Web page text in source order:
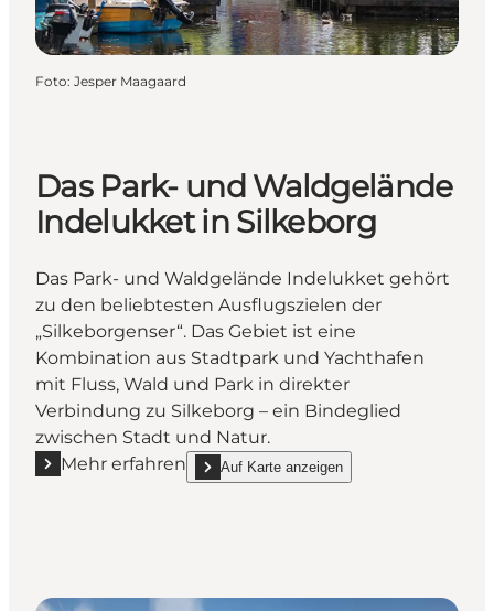
Foto: Jesper Maagaard
Das Park- und Waldgelände
Indelukket in Silkeborg
Das Park- und Waldgelände Indelukket gehört
zu den beliebtesten Ausflugszielen der
„Silkeborgenser“. Das Gebiet ist eine
Kombination aus Stadtpark und Yachthafen
mit Fluss, Wald und Park in direkter
Verbindung zu Silkeborg – ein Bindeglied
zwischen Stadt und Natur.
Mehr erfahren
Mehr erfahren "Das Park- und Waldgelände
Auf Karte anzeigen
show Das Park- und Waldgelände Indelukket